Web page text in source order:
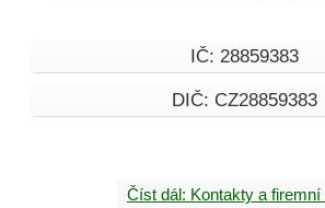
IČ: 28859383
DIČ: CZ28859383
Číst dál: Kontakty a firemní